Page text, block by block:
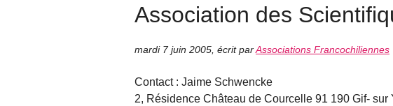
Association des
mardi 7 juin 2005 écrit parAssociations Francochiliennes
Contact : Jaime Schwencke
2, Résidence Château de Courcelle 91 190 Gif- sur